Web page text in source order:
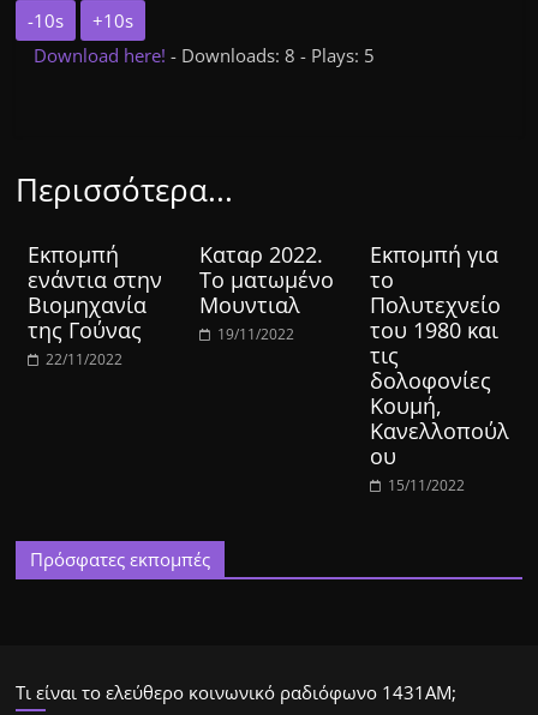
-10s
+10s
Download here!- Downloads: 8 - Plays: 5
Περισσότερα...
Εκπομπή
ενάντια στην
Βιομηχανία
της Γούνας
22/11/2022
Καταρ 2022.
Το ματωμένο
Μουντιαλ
19/11/2022
Εκπομπή για
το
Πολυτεχνείο
του 1980 και
τις
δολοφονίες
Κουμή,
Κανελλοπούλ
ου
15/11/2022
Πρόσφατες εκπομπές
Τι είναι το ελεύθερο κοινωνικό ραδιόφωνο 1431ΑΜ;